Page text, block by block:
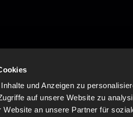
und Anzeigen zu
auf unsere Website zu
an unsere Partner für